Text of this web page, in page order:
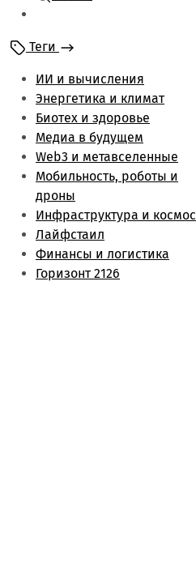
Энергетика и климат
Лайфстаил
Биотех и здоровье
Финансы и логистика
Метаверс и web3
Инфраструктура и
космос
Будущее медиа
Обзоры
Теги
ИИ и вычисления
Энергетика и климат
Биотех и здоровье
Медиа в будущем
Web3 и метавселенные
Мобильность, роботы и
дроны
Инфраструктура и космос
Лайфстаил
Финансы и логистика
Горизонт 2126